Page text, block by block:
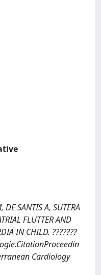
SANTIS A, SUTERA
FLUTTER AND
IN CHILD. ???????
Cardiology